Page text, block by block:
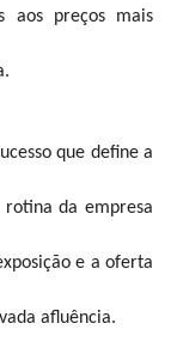
aos preços mais
que define a
da empresa
e a oferta
afluência.